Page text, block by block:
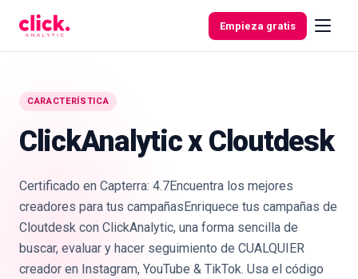
Empieza gratis
Funcionalidades
gratuitas
CARACTERÍSTICA
ClickAnalytic x Cloutdesk
Certificado en Capterra: 4.7Encuentra los mejores
creadores para tus campañasEnriquece tus campañas de
Cloutdesk con ClickAnalytic, una forma sencilla de
buscar, evaluar y hacer seguimiento de CUALQUIER
creador en Instagram, YouTube & TikTok. Usa el código